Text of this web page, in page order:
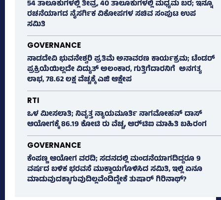
54 ತಾಲೂಕುಗಳಲ್ಲಿ ತೀವ್ರ, 40 ತಾಲೂಕುಗಳಲ್ಲಿ ಮಧ್ಯಮ ಬರ; ಇನ್ನೂ
ರಚನೆಯಾಗದ ನೈಸರ್ಗಿಕ ವಿಕೋಪಗಳ ಸಚಿವ ಸಂಪುಟ ಉಪ
ಸಮಿತಿ
GOVERNANCE
ನಾಡದೇವಿ ಭುವನೇಶ್ವರಿ ಪ್ರತಿಮೆ ಅನಾವರಣ ಕಾರ್ಯಕ್ರಮ; ಟೆಂಡರ್
ಪ್ರಕ್ರಿಯೆಯಿಲ್ಲದೇ ವಿದ್ಯುತ್‌ ಅಲಂಕಾರ, ಗುತ್ತಿಗೆದಾರನಿಗೆ ಅನಗತ್ಯ
ಲಾಭ, 78.62 ಲಕ್ಷ ವೆಚ್ಚಕ್ಕೆ ಎಜಿ ಆಕ್ಷೇಪ
RTI
ಒಳ ಮೀಸಲಾತಿ; ನಿವೃತ್ತ ನ್ಯಾಯಮೂರ್ತಿ ನಾಗಮೋಹನ್ ದಾಸ್
ಆಯೋಗಕ್ಕೆ 86.19 ಕೋಟಿ ರು ವೆಚ್ಚ, ಆರ್‍‌ಟಿಐ ಮಾಹಿತಿ ಬಹಿರಂಗ
GOVERNANCE
ಕೆಂಪಣ್ಣ ಆಯೋಗ ವರದಿ; ಸದನದಲ್ಲಿ ಮಂಡನೆಯಾಗದಿದ್ದರೂ 9
ವರ್ಷದ ಬಳಿಕ ಭರವಸೆ ಮುಕ್ತಾಯಗೊಳಿಸಿದ ಸಮಿತಿ, ಇಲ್ಲಿ ಏನೂ
ಮಾಡುವುದಕ್ಕಾಗುವುದಿಲ್ಲವೆಂದಿದ್ದೇಕೆ ತುಷಾರ್ ಗಿರಿನಾಥ್?